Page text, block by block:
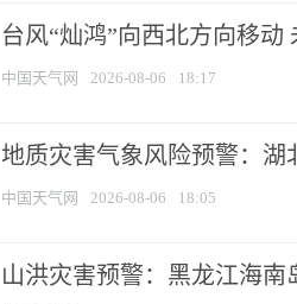
台风“灿鸿”向西北方向移动
中国天气网 2026-08-06 18:17
地质灾害气象风险预警：湖
中国天气网 2026-08-06 18:05
山洪灾害预警：黑龙江海